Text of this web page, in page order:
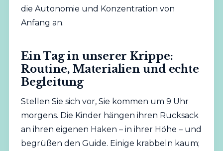
die Autonomie und Konzentration von
Anfang an.
Ein Tag in unserer Krippe:
Routine, Materialien und echte
Begleitung
Stellen Sie sich vor, Sie kommen um 9 Uhr
morgens. Die Kinder hängen ihren Rucksack
an ihren eigenen Haken – in ihrer Höhe – und
begrüßen den Guide. Einige krabbeln kaum;